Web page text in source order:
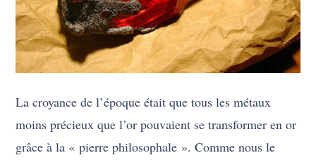
La croyance de l’époque était que tous les métaux
moins précieux que l’or pouvaient se transformer en or
grâce à la « pierre philosophale ». Comme nous le